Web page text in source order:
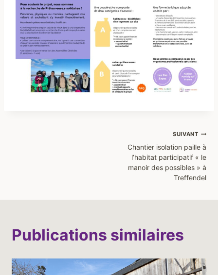
SUIVANT
Chantier isolation paille à
l’habitat participatif « le
manoir des possibles » à
Treffendel
Publications similaires